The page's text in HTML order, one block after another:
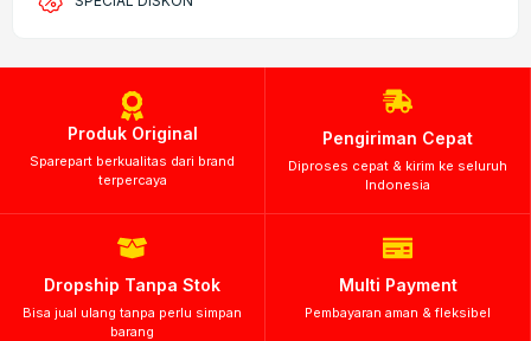
Produk Original
Sparepart berkualitas dari brand
terpercaya
Pengiriman Cepat
Diproses cepat & kirim ke seluruh
Indonesia
Dropship Tanpa Stok
Bisa jual ulang tanpa perlu simpan
barang
Multi Payment
Pembayaran aman & fleksibel